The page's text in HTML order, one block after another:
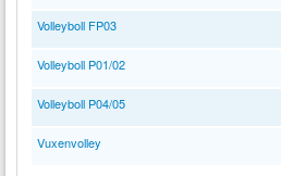
Volleyboll FP03
Volleyboll P01/02
Volleyboll P04/05
Vuxenvolley